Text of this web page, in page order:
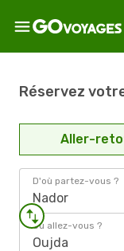
Réservez
Aller-
D'où partez-vous ?
Nador
Où allez-vous ?
Oujda